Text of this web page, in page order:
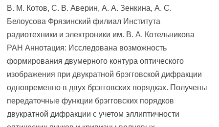
В. М. Котов, С. В. Аверин, А. А. Зенкина, А. С.
Белоусова Фрязинский филиал Института
радиотехники и электроники им. В. А. Котельникова
РАН Аннотация: Исследована возможность
формирования двумерного контура оптического
изображения при двукратной брэгговской дифракции
одновременно в двух брэгговских порядках. Получены
передаточные функции брэгговских порядков
двукратной дифракции с учетом эллиптичности